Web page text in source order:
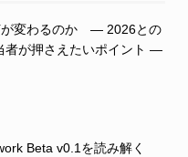
が変わるのか ― 2026との
者が押さえたいポイント ―
Beta v0.1を読み解く